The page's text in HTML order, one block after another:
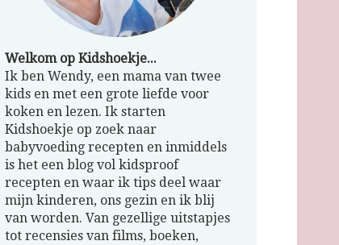
Welkom op Kidshoekje...
Ik ben Wendy, een mama van twee
kids en met een grote liefde voor
koken en lezen. Ik starten
Kidshoekje op zoek naar
babyvoeding recepten en inmiddels
is het een blog vol kidsproof
recepten en waar ik tips deel waar
mijn kinderen, ons gezin en ik blij
van worden. Van gezellige uitstapjes
tot recensies van films, boeken,